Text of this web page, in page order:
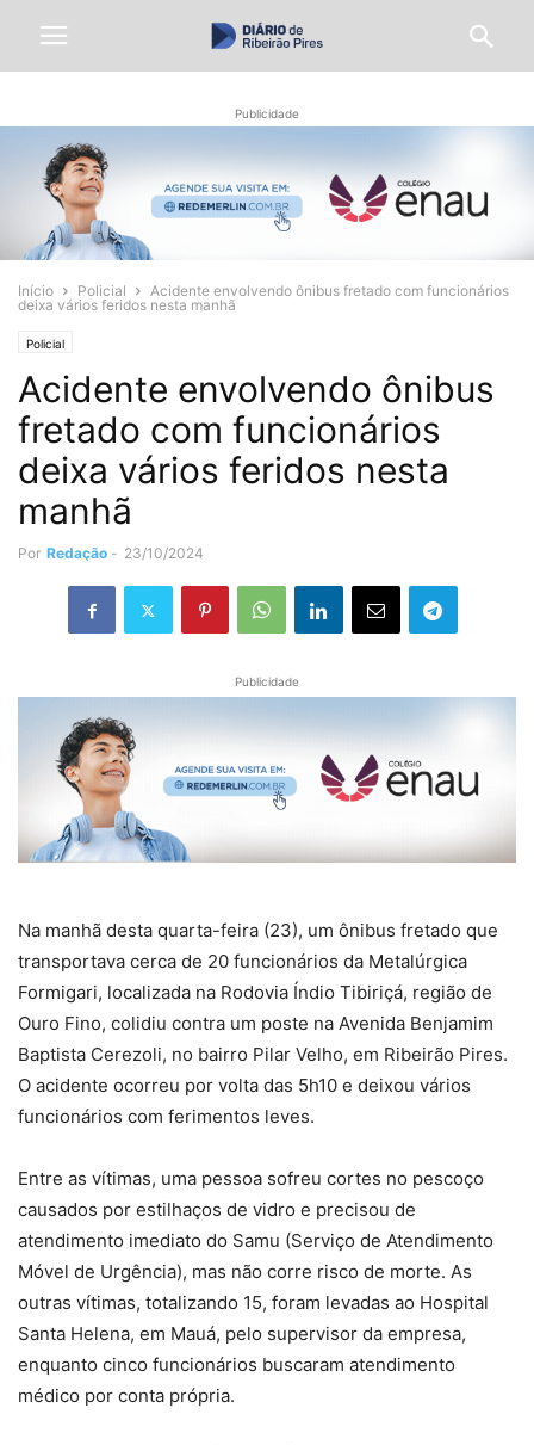
Publicidade
Início Policial
Acidente envolvendo ônibus fretado com funcionários
deixa vários feridos nesta manhã
Policial
Acidente envolvendo ônibus
fretado com funcionários
deixa vários feridos nesta
manhã
Por Redação - 23/10/2024
Publicidade
Na manhã desta quarta-feira (23), um ônibus fretado que
transportava cerca de 20 funcionários da Metalúrgica
Formigari, localizada na Rodovia Índio Tibiriçá, região de
Ouro Fino, colidiu contra um poste na Avenida Benjamim
Baptista Cerezoli, no bairro Pilar Velho, em Ribeirão Pires.
O acidente ocorreu por volta das 5h10 e deixou vários
funcionários com ferimentos leves.
Entre as vítimas, uma pessoa sofreu cortes no pescoço
causados por estilhaços de vidro e precisou de
atendimento imediato do Samu (Serviço de Atendimento
Móvel de Urgência), mas não corre risco de morte. As
outras vítimas, totalizando 15, foram levadas ao Hospital
Santa Helena, em Mauá, pelo supervisor da empresa,
enquanto cinco funcionários buscaram atendimento
médico por conta própria.